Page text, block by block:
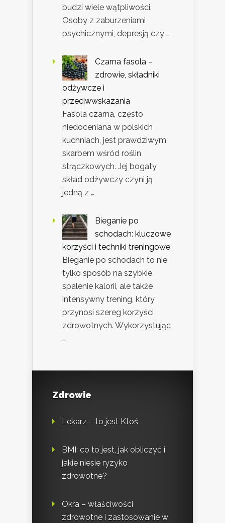
budzi wiele wątpliwości.
Osoby z zaburzeniami
psychicznymi, depresją czy …
Czarna fasola –
zdrowie, składniki
odżywcze i
przeciwwskazania
Fasola czarna, często
niedoceniana w polskich
kuchniach, jest prawdziwym
skarbem wśród roślin
strączkowych. Jej bogaty
skład odżywczy czyni ją
jedną z …
Bieganie po
schodach: kluczowe
korzyści i techniki treningowe
Bieganie po schodach to nie
tylko sposób na szybkie
spalenie kalorii, ale także
intensywny trening, który
przynosi szereg korzyści
zdrowotnych. Wykorzystując
…
Zdrowie
Lekarz – to jest Ktoś
BMI: co to jest, jak obliczyć i
jakie niesie ryzyko
zdrowotne?
Okra – właściwości
zdrowotne i zastosowanie w